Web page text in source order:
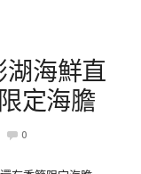
海鮮直
定海膽
0